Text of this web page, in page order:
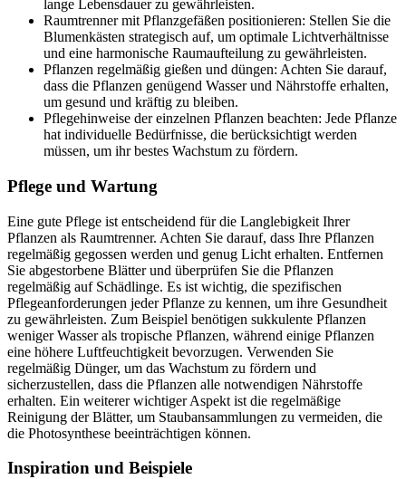
lange Lebensdauer zu gewährleisten.
Raumtrenner mit Pflanzgefäßen positionieren: Stellen Sie die
Blumenkästen strategisch auf, um optimale Lichtverhältnisse
und eine harmonische Raumaufteilung zu gewährleisten.
Pflanzen regelmäßig gießen und düngen: Achten Sie darauf,
dass die Pflanzen genügend Wasser und Nährstoffe erhalten,
um gesund und kräftig zu bleiben.
Pflegehinweise der einzelnen Pflanzen beachten: Jede Pflanze
hat individuelle Bedürfnisse, die berücksichtigt werden
müssen, um ihr bestes Wachstum zu fördern.
Pflege und Wartung
Eine gute Pflege ist entscheidend für die Langlebigkeit Ihrer
Pflanzen als Raumtrenner. Achten Sie darauf, dass Ihre Pflanzen
regelmäßig gegossen werden und genug Licht erhalten. Entfernen
Sie abgestorbene Blätter und überprüfen Sie die Pflanzen
regelmäßig auf Schädlinge. Es ist wichtig, die spezifischen
Pflegeanforderungen jeder Pflanze zu kennen, um ihre Gesundheit
zu gewährleisten. Zum Beispiel benötigen sukkulente Pflanzen
weniger Wasser als tropische Pflanzen, während einige Pflanzen
eine höhere Luftfeuchtigkeit bevorzugen. Verwenden Sie
regelmäßig Dünger, um das Wachstum zu fördern und
sicherzustellen, dass die Pflanzen alle notwendigen Nährstoffe
erhalten. Ein weiterer wichtiger Aspekt ist die regelmäßige
Reinigung der Blätter, um Staubansammlungen zu vermeiden, die
die Photosynthese beeinträchtigen können.
Inspiration und Beispiele